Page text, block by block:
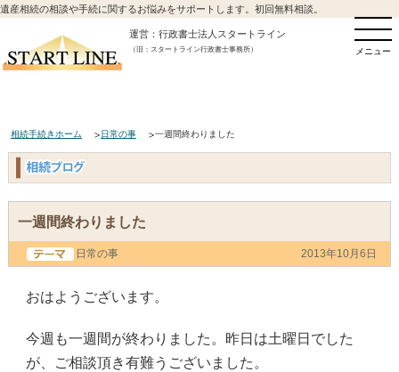
遺産相続の相談や手続に関するお悩みをサポートします。初回無料相談。
運営：行政書士法人スタートライン
（旧：スタートライン行政書士事務所） メニュー
相続手続きホーム 日常の事 一週間終わりました
一週間終わりました
日常の事 2013年10月6日
おはようございます。
今週も一週間が終わりました。昨日は土曜日でした
が、ご相談頂き有難うございました。